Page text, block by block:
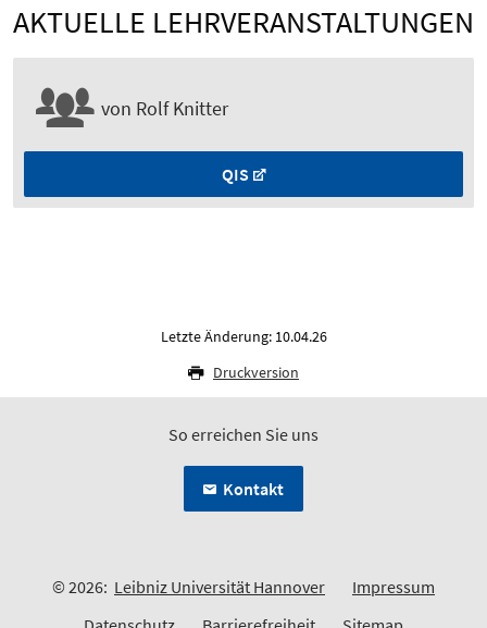
AKTUELLE LEHRVERANSTALTUNGEN
von Rolf Knitter
QIS
Letzte Änderung: 10.04.26
Druckversion
So erreichen Sie uns
Kontakt
© 2026: Leibniz Universität Hannover
Impressum